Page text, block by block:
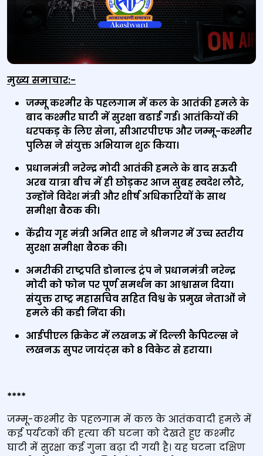
मुख्‍य समाचार:-
जम्‍मू कश्‍मीर के पहलगाम में कल के आतंकी हमले के
बाद कश्मीर घाटी में सुरक्षा बढाई गई। आतंकियों की
धरपकड़ के लिए सेना, सीआरपीएफ और जम्मू-कश्मीर
पुलिस ने संयुक्त अभियान शुरू किया।
प्रधानमंत्री नरेन्‍द्र मोदी आतंकी हमले के बाद सऊदी
अरब यात्रा बीच में ही छोड़कर आज सुबह स्‍वदेश लौटे,
उन्‍होंने विदेश मंत्री और शीर्ष अधिकारियों के साथ
समीक्षा बैठक की।
केंद्रीय गृह मंत्री अमित शाह ने श्रीनगर में उच्च स्तरीय
सुरक्षा समीक्षा बैठक की।
अमरीकी राष्ट्रपति डोनाल्ड ट्रंप ने प्रधानमंत्री नरेन्‍द्र
मोदी को फोन पर पूर्ण समर्थन का आश्वासन दिया।
संयुक्त राष्ट्र महासचिव सहित विश्व के प्रमुख नेताओं ने
हमले की कडी निंदा की।
आईपीएल क्रिकेट में लखनऊ में दिल्ली कैपिटल्स ने
लखनऊ सुपर जायंट्स को 8 विकेट से हराया।
****
जम्‍मू-कश्‍मीर के पहलगाम में कल के आतंकवादी हमले में
कई पर्यटकों की हत्‍या की घटना को देखते हुए कश्‍मीर
घाटी में सुरक्षा कई गुना बढ़ा दी गयी है। यह घटना दक्षिण